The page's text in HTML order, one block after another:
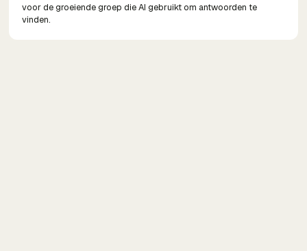
voor de groeiende groep die AI gebruikt om antwoorden te
vinden.